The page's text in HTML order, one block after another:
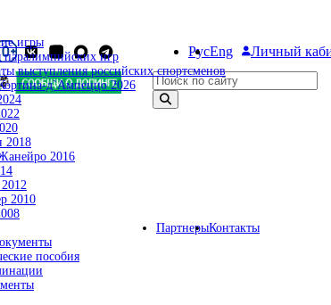
РусEng
Личный
Поиск по сайту
игры
паралимпийских игр
выступления российских спортсменов
д`Ампеццо 2026
2018
2016
2010
пособия
ПартнерыКонтакты